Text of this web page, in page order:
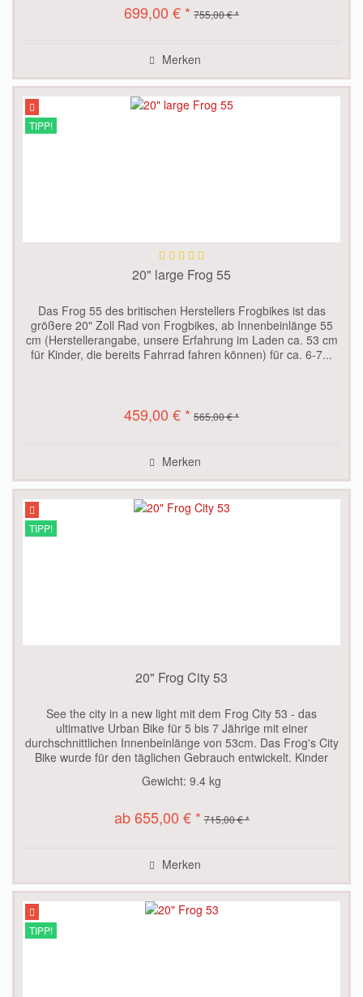
699,00 € * 755,00 € *
Merken
TIPP!
20" large Frog 55
Das Frog 55 des britischen Herstellers Frogbikes ist das
größere 20" Zoll Rad von Frogbikes, ab Innenbeinlänge 55
cm (Herstellerangabe, unsere Erfahrung im Laden ca. 53 cm
für Kinder, die bereits Fahrrad fahren können) für ca. 6-7...
459,00 € * 565,00 € *
Merken
TIPP!
20" Frog City 53
See the city in a new light mit dem Frog City 53 - das
ultimative Urban Bike für 5 bis 7 Jährige mit einer
durchschnittlichen Innenbeinlänge von 53cm. Das Frog's City
Bike wurde für den täglichen Gebrauch entwickelt. Kinder
Gewicht: 9.4 kg
ab 655,00 € * 715,00 € *
Merken
TIPP!